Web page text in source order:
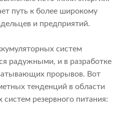
путь к более широкому
и предприятий.
систем
радужными, и в разработке
прорывов. Вот
тенденций в области
резервного питания: